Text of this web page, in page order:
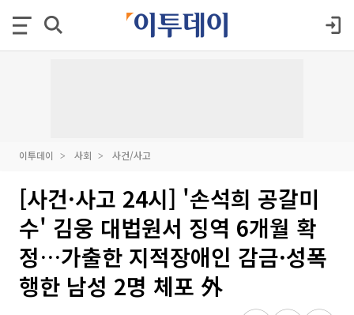
이투데이 사회 사건/사고
[사건·사고 24시] '손석희 공갈미
수' 김웅 대법원서 징역 6개월 확
정…가출한 지적장애인 감금·성폭
행한 남성 2명 체포 外